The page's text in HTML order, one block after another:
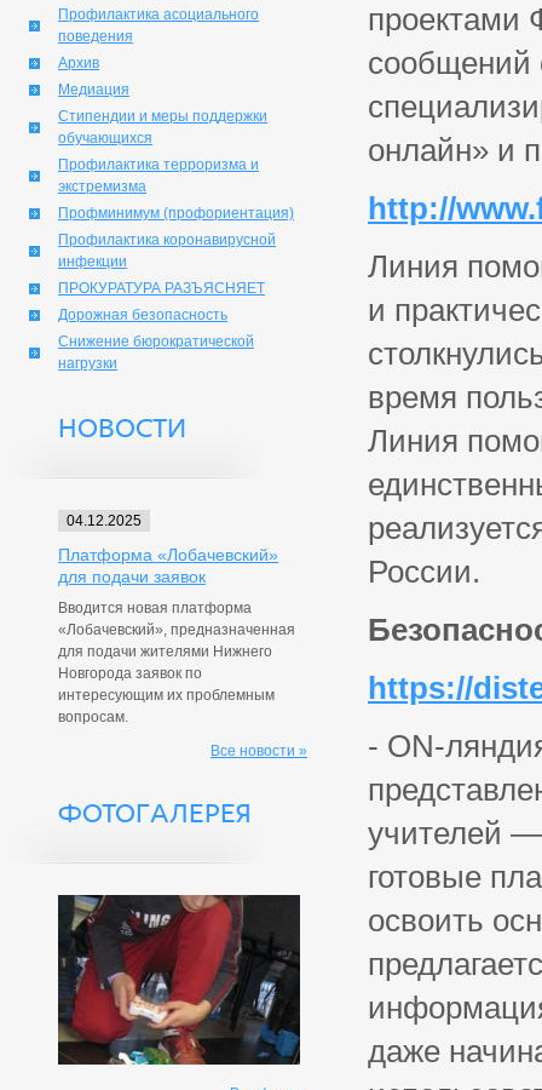
Профилактика асоциального
поведения
Архив
Медиация
Стипендии и меры поддержки
обучающихся
Профилактика терроризма и
экстремизма
Профминимум (профориентация)
Профилактика коронавирусной
инфекции
ПРОКУРАТУРА РАЗЪЯСНЯЕТ
Дорожная безопасность
Снижение бюрократической
нагрузки
НОВОСТИ
04.12.2025
Платформа «Лобачевский»
для подачи заявок
Вводится новая платформа
«Лобачевский», предназначенная
для подачи жителями Нижнего
Новгорода заявок по
интересующим их проблемным
вопросам.
Все новости »
ФОТОГАЛЕРЕЯ
проектами
сообщений
онлайн» и
http://
Линия
и
время
Линия
России.
https://
- ON-
учителей —
готовые
освоить
даже